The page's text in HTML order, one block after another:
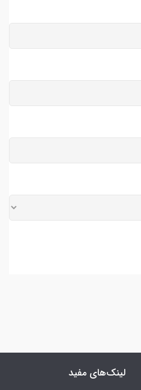
لینک‌های مفید